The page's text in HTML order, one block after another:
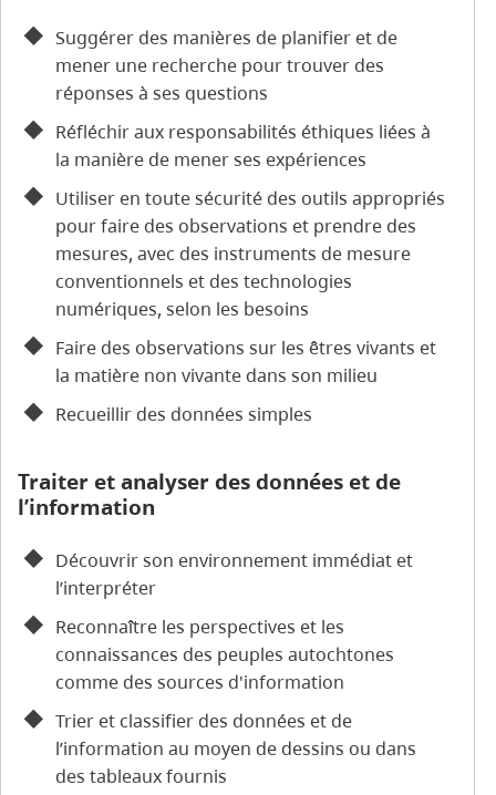
Suggérer des manières de planifier et de
mener une recherche pour trouver des
réponses à ses questions
Réfléchir aux responsabilités éthiques liées à
la manière de mener ses expériences
Utiliser en toute sécurité des outils appropriés
pour faire des observations et prendre des
mesures, avec des instruments de mesure
conventionnels et des technologies
numériques, selon les besoins
Faire des observations sur les êtres vivants et
la matière non vivante dans son milieu
Recueillir des données simples
Traiter et analyser des données et de
l’information
Découvrir son environnement immédiat et
l’interpréter
Reconnaître les perspectives et les
connaissances des peuples autochtones
comme des sources d'information
Trier et classifier des données et de
l’information au moyen de dessins ou dans
des tableaux fournis